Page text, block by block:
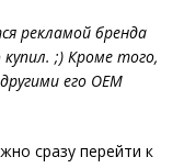
рекламой бренда
;) Кроме того,
его OEM
сразу перейти к